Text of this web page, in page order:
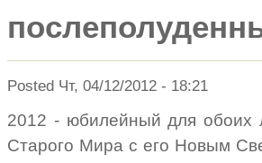
Posted Чт, 04/12/2012 - 18:21
2012 - юбилейный для обоих
Старого Мира с его Новым